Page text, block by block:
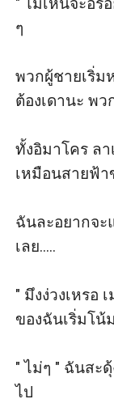
ๆ
พวกผู้ชายเริ่ม
ต้องเดานะ พ
ทั้งอิมาโคร ล
เหมือนสายฟ้
ฉันละอยากจะ
เลย.....
" มึงง่วงเหรอ
ของฉันเริ่มโน้
" ไม่ๆ " ฉันสะ
ไป